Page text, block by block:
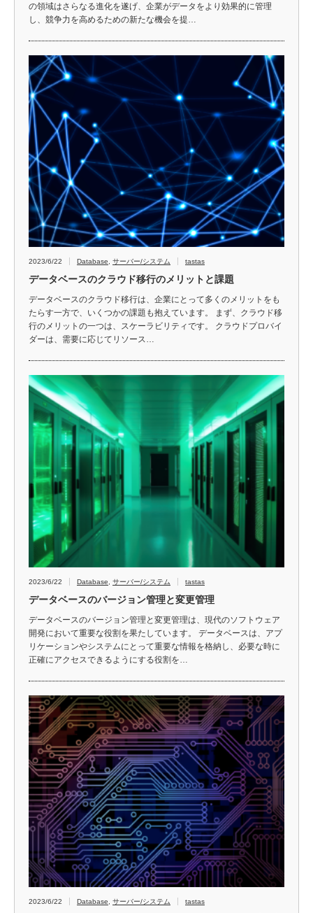
の領域はさらなる進化を遂げ、企業がデータをより効果的に管理
し、競争力を高めるための新たな機会を提…
2023/6/22 Database サーバー/システム tastas
データベースのクラウド移行のメリットと課題
データベースのクラウド移行は、企業にとって多くのメリットをも
たらす一方で、いくつかの課題も抱えています。 まず、クラウド移
行のメリットの一つは、スケーラビリティです。 クラウドプロバイ
ダーは、需要に応じてリソース…
2023/6/22 Database サーバー/システム tastas
データベースのバージョン管理と変更管理
データベースのバージョン管理と変更管理は、現代のソフトウェア
開発において重要な役割を果たしています。 データベースは、アプ
リケーションやシステムにとって重要な情報を格納し、必要な時に
正確にアクセスできるようにする役割を…
2023/6/22 Database サーバー/システム tastas